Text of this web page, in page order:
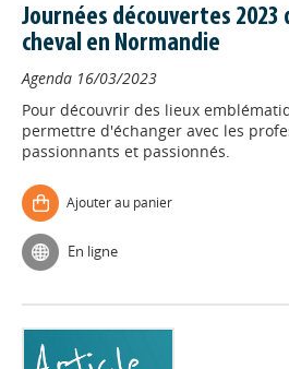
Journées découvertes
cheval en Normandie
Agenda 16/03/2023
Pour découvrir des lieux
permettre d'échanger avec les
passionnants et passionnés.
Ajouter au panier
En ligne